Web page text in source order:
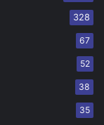
328
67
52
38
35